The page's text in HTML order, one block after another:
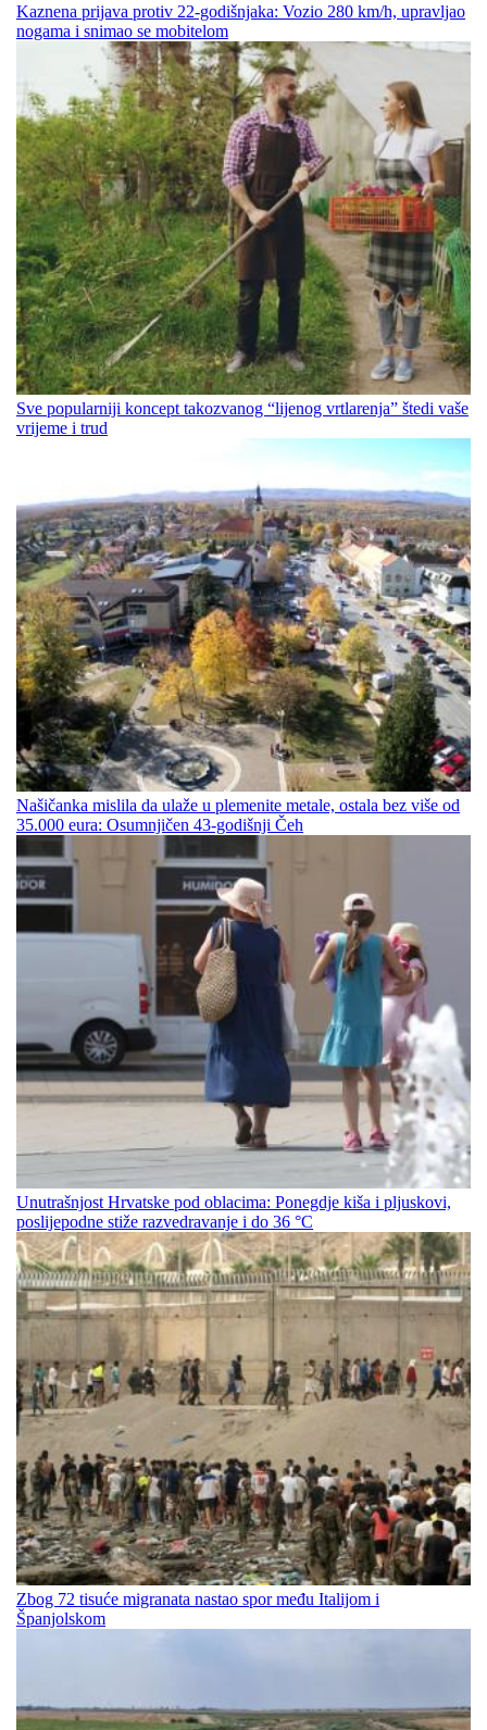
Kaznena prijava protiv 22-godišnjaka: Vozio 280 km/h, upravljao
nogama i snimao se mobitelom
Sve popularniji koncept takozvanog “lijenog vrtlarenja” štedi vaše
vrijeme i trud
Našičanka mislila da ulaže u plemenite metale, ostala bez više od
35.000 eura: Osumnjičen 43-godišnji Čeh
Unutrašnjost Hrvatske pod oblacima: Ponegdje kiša i pljuskovi,
poslijepodne stiže razvedravanje i do 36 °C
Zbog 72 tisuće migranata nastao spor među Italijom i
Španjolskom